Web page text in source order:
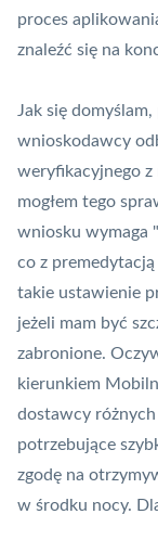
proces
znaleźć się na
Jak się
wnioskodawcy
weryfikacyjnego
mogłem tego
wniosku wymaga
co z
takie ustawienie
jeżeli mam być
zabronione.
kierunkiem
dostawcy różnych
potrzebujące
zgodę na
w środku nocy.